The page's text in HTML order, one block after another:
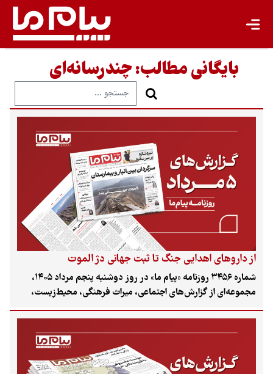
بایگانی مطالب:چندرسانه‌ای
از داروهای اهدایی جنگ تا ثبت جهانی دژ الموت
شماره ۳۴۵۶ روزنامه «پیام ما» در روز دوشنبه پنجم مرداد ۱۴۰۵،
مجموعه‌ای از گزارش‌های اجتماعی، میراث فرهنگی، محیط‌زیست،
اقتصاد و مسائل شهری را در کانون توجه قرار داده است؛ از سرنوشت
نامشخص بخشی از محموله‌های بشردوستانه دارو در جنگ چهل‌روزه
تا ثبت جهانی دژ الموت، روایت هوشنگ ضیایی از اسکندر فیروز،
چالش حکمرانی داده در بازار کالاهای اساسی، مطالبات کودکان در
گفت‌وگو با دولت و بحث حق شهروندی در فضای شهری.